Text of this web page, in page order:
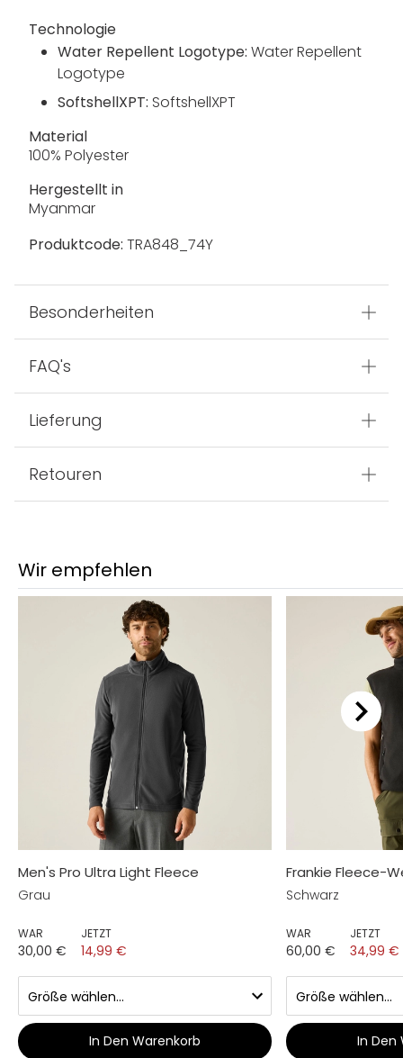
Technologie
Water Repellent Logotype: Water Repellent
Logotype
SoftshellXPT: SoftshellXPT
Material
100% Polyester
Hergestellt in
Myanmar
Produktcode: TRA848_74Y
Besonderheiten
FAQ's
Lieferung
Retouren
Wir empfehlen
Men's Pro Ultra Light Fleece
Grau
WAR
30,00 €
JETZT
14,99 €
In Den Warenkorb
Frankie Fleece-
Schwarz
WAR
60,00 €
JETZT
34,99 €
In Den